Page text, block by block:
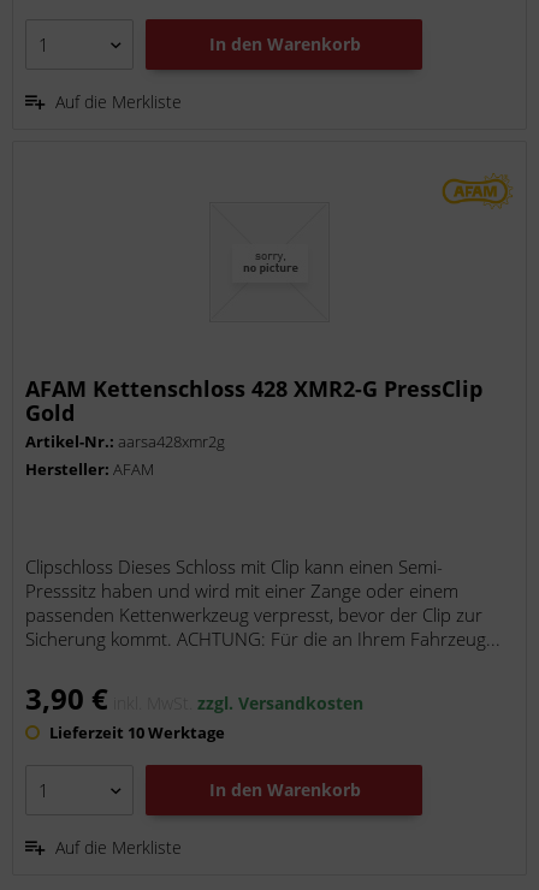
In den Warenkorb
Auf die Merkliste
AFAM Kettenschloss 428 XMR2-G PressClip
Gold
Artikel-Nr.: aarsa428xmr2g
Hersteller:AFAM
Clipschloss Dieses Schloss mit Clip kann einen Semi-
Presssitz haben und wird mit einer Zange oder einem
passenden Kettenwerkzeug verpresst, bevor der Clip zur
Sicherung kommt. ACHTUNG: Für die an Ihrem Fahrzeug...
3,90 € inkl. MwSt.zzgl. Versandkosten
Lieferzeit 10 Werktage
In den Warenkorb
Auf die Merkliste